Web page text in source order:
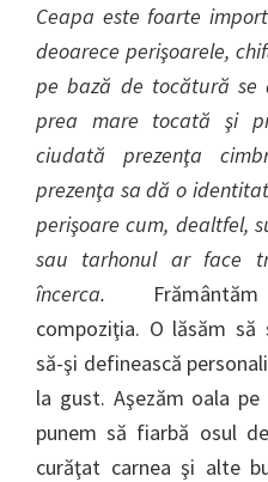
Ceapa este foarte
deoarece perişoarele,
pe bază de tocătură se
prea mare tocată şi
ciudată prezenţa
prezenţa sa dă o
perişoare cum, dealtfel,
sau tarhonul ar face
încerca.
compoziţia. O lăsăm să
să-şi definească
la gust. Aşezăm oala
punem să fiarbă osul
curăţat carnea şi alte